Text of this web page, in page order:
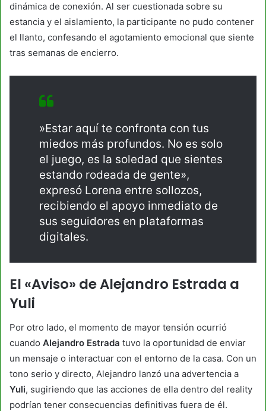
dinámica de conexión. Al ser cuestionada sobre su
estancia y el aislamiento, la participante no pudo contener
el llanto, confesando el agotamiento emocional que siente
tras semanas de encierro.
​»Estar aquí te confronta con tus
miedos más profundos. No es solo
el juego, es la soledad que sientes
estando rodeada de gente»,
expresó Lorena entre sollozos,
recibiendo el apoyo inmediato de
sus seguidores en plataformas
digitales.
El «Aviso» de Alejandro Estrada a
Yuli
​Por otro lado, el momento de mayor tensión ocurrió
cuando Alejandro Estrada tuvo la oportunidad de enviar
un mensaje o interactuar con el entorno de la casa. Con un
tono serio y directo, Alejandro lanzó una advertencia a
Yuli, sugiriendo que las acciones de ella dentro del reality
podrían tener consecuencias definitivas fuera de él.